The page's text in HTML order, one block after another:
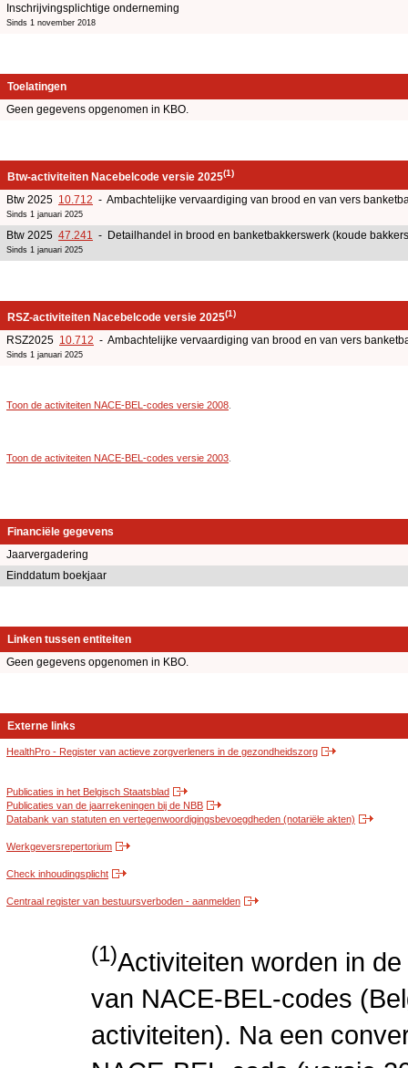
Inschrijvingsplichtige onderneming
Sinds 1 november 2018
Toelatingen
Geen gegevens opgenomen in KBO.
Btw-activiteiten Nacebelcode versie 2025(1)
Btw 2025 10.712 - Ambachtelijke vervaardiging van brood en van vers
Sinds 1 januari 2025
Btw 2025 47.241 - Detailhandel in brood en banketbakkerswerk (koude
Sinds 1 januari 2025
RSZ-activiteiten Nacebelcode versie 2025(1)
RSZ2025 10.712 - Ambachtelijke vervaardiging van brood en van vers
Sinds 1 januari 2025
Toon de activiteiten NACE-BEL-codes versie 2008
Toon de activiteiten NACE-BEL-codes versie 2003
Financiële gegevens
Jaarvergadering
Einddatum boekjaar
Linken tussen entiteiten
Geen gegevens opgenomen in KBO.
Externe links
HealthPro - Register van actieve zorgverleners in de gezondheidszorg
Publicaties in het Belgisch Staatsblad
Publicaties van de jaarrekeningen bij de NBB
Databank van statuten en vertegenwoordigingsbevoegdheden (notariële akten)
Werkgeversrepertorium
Check inhoudingsplicht
Centraal register van bestuursverboden - aanmelden
(1)Activiteiten worden in
van NACE-BEL-codes
activiteiten). Na een